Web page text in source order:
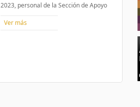
2023, personal de la Sección de Apoyo
Ver más